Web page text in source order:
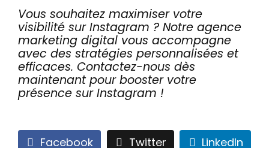
Vous souhaitez maximiser votre
visibilité sur Instagram ? Notre agence
marketing digital vous accompagne
avec des stratégies personnalisées et
efficaces. Contactez-nous dès
maintenant pour booster votre
présence sur Instagram !
Facebook Twitter LinkedIn